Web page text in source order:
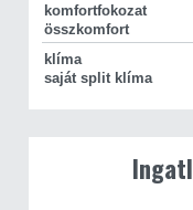
komfortfokozat
összkomfort
klíma
saját split klíma